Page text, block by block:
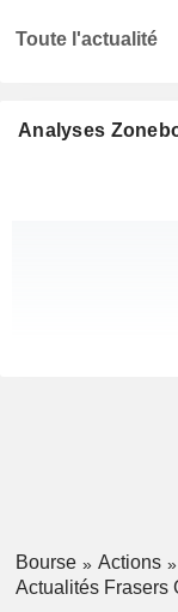
Analyses
Toute l'actualité
Bourse Actions
Actualités Frasers